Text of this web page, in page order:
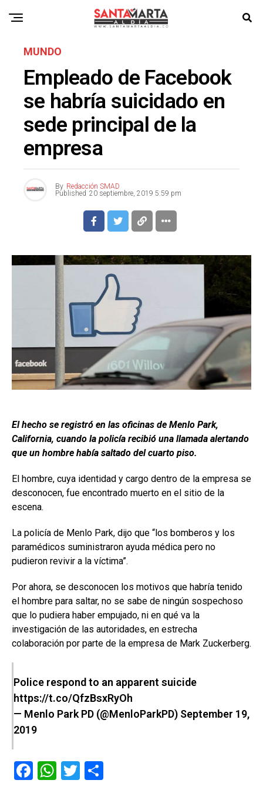
MUNDO
Empleado de Facebook
se habría suicidado en
sede principal de la
empresa
By Redacción SMAD
Published 20 septiembre, 2019 5:59 pm
El hecho se registró en las oficinas de Menlo Park,
California, cuando la policía recibió una llamada alertando
que un hombre había saltado del cuarto piso.
El hombre, cuya identidad y cargo dentro de la empresa se
desconocen, fue encontrado muerto en el sitio de la
escena.
La policía de Menlo Park, dijo que “los bomberos y los
paramédicos suministraron ayuda médica pero no
pudieron revivir a la víctima”.
Por ahora, se desconocen los motivos que habría tenido
el hombre para saltar, no se sabe de ningún sospechoso
que lo pudiera haber empujado, ni en qué va la
investigación de las autoridades, en estrecha
colaboración por parte de la empresa de Mark Zuckerberg.
Police respond to an apparent suicide
https://t.co/QfzBsxRyOh
— Menlo Park PD (@MenloParkPD) September 19,
2019
F
W
T